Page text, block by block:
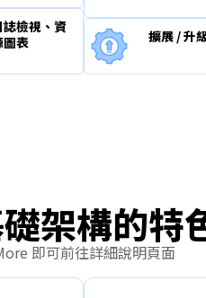
誌檢視、資
圖表
擴展 / 升
架構的特
即可前往詳細說明頁面